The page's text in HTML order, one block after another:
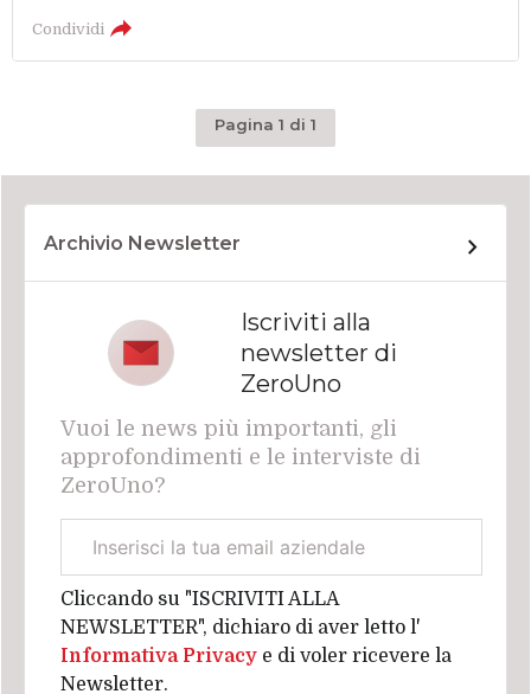
Condividi
Pagina 1 di 1
Archivio Newsletter
Iscriviti alla
newsletter di
ZeroUno
Vuoi le news più importanti, gli
approfondimenti e le interviste di
ZeroUno?
aziendale
Cliccando su "ISCRIVITI ALLA
NEWSLETTER", dichiaro di aver letto l'
Informativa Privacy e di voler ricevere la
Newsletter.